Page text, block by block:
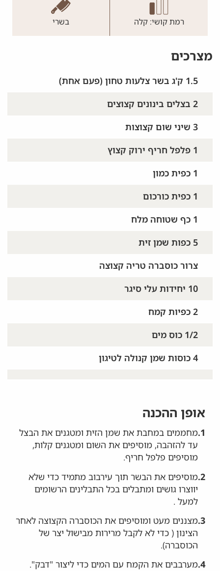
רמת קושי: קלה בשרי
מצרכים
1.5 ק'ג בשר צלעות טחון (פעם אחת)
2 בצלים בינונים קצוצים
3 שיני שום קצוצות
1 פלפל חריף ירוק קצוץ
1 כפית כמון
1 כפית כורכום
1 כף שטוחה מלח
5 כפות שמן זית
צרור כוסברה טריה קצוצה
10 יחידות עלי סיגר
2 כפיות קמח
1/2 כוס מים
4 כוסות שמן קנולה לטיגון
אופן ההכנה
1. מחממים במחבת את שמן הזית ומטגנים את הבצל
עד להזהבה, מוסיפים את השום ומטגנים קלות,
מוסיפים פלפל חריף.
2. מוסיפים את הבשר תוך עירבוב מתמיד כדי שלא
יווצרו גושים ומתבלים בכל התבלינים הרשומים
למעל .
3. מצננים מעט ומוסיפים את הכוסברה הקצוצה לאחר
הצינון ( כדי לא לקבל מרירות מבישול יצר של
הכוסברה).
4. מערבבים את הקמח עם המים כדי ליצור "דבק".